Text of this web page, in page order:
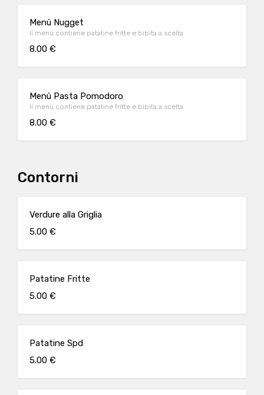
Menù Nugget
Il menù contiene patatine fritte e bibita a scelta
8.00 €
Menù Pasta Pomodoro
Il menù contiene patatine fritte e bibita a scelta
8.00 €
Contorni
Verdure alla Griglia
5.00 €
Patatine Fritte
5.00 €
Patatine Spd
5.00 €